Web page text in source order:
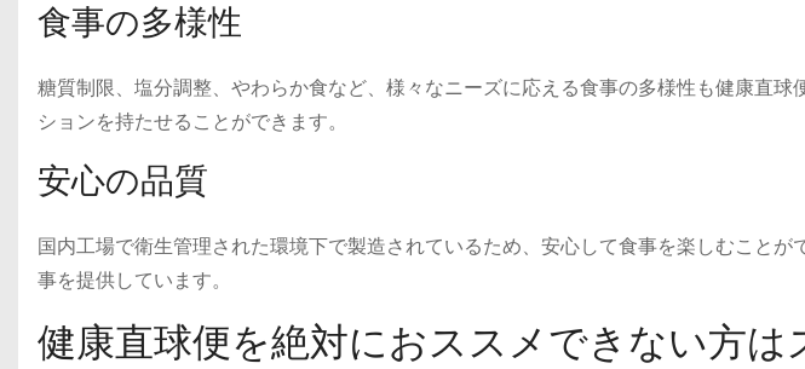
食事の多様性
糖質制限、塩分調整、やわらか食など、様々なニーズに応える食事の多様性も健康直
ションを持たせることができます。
安心の品質
国内工場で衛生管理された環境下で製造されているため、安心して食事を楽しむこと
事を提供しています。
健康直球便を絶対におススメできない方は